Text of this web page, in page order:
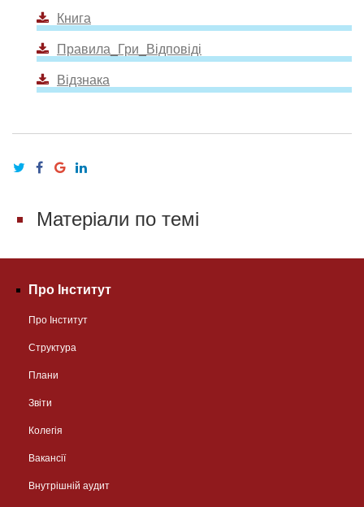
Книга
Правила_Гри_Відповіді
Відзнака
Матеріали по темі
Про Інститут
Про Інститут
Структура
Плани
Звіти
Колегія
Вакансії
Внутрішній аудит